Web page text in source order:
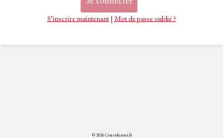
S’inscrire maintenant| Mot de passe oublié ?
© 2026 Considerant.fr